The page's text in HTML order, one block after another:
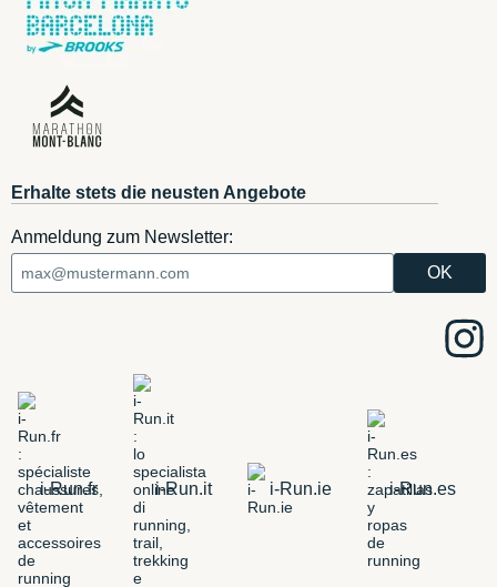
Erhalte stets die neusten Angebote
Anmeldung zum Newsletter:
i-Run.fr i-Run.it i-Run.ie i-Run.es